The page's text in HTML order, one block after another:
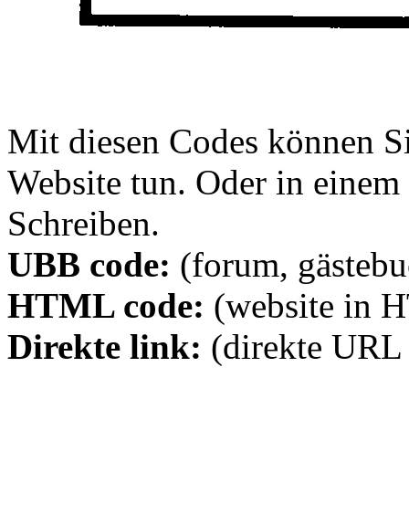
Mit diesen Codes können
Website tun. Oder in
Schreiben.
UBB code: (forum,
HTML code: (website in
Direkte link: (direkte